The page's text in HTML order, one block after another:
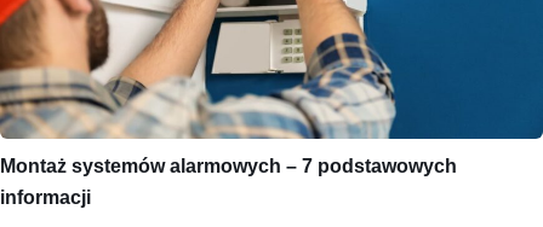
Montaż systemów alarmowych – 7 podstawowych
informacji